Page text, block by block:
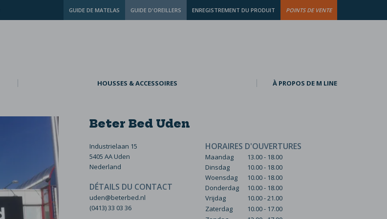
GUIDE DE MATELAS GUIDE D'OREILLERS ENREGISTREMENT DU PRODUIT POINTS DE VENTE
HOUSSES & ACCESSOIRES À PROPOS DE M LINE
Beter Bed Uden
Industrielaan 15
5405 AA Uden
Nederland
DÉTAILS DU CONTACT
uden@beterbed.nl
(0413) 33 03 36
HORAIRES D'OUVERTURES
Maandag
13.00 - 18.00
Dinsdag
10.00 - 18.00
Woensdag
10.00 - 18.00
Donderdag
10.00 - 18.00
Vrijdag
10.00 - 21.00
Zaterdag
10.00 - 17.00